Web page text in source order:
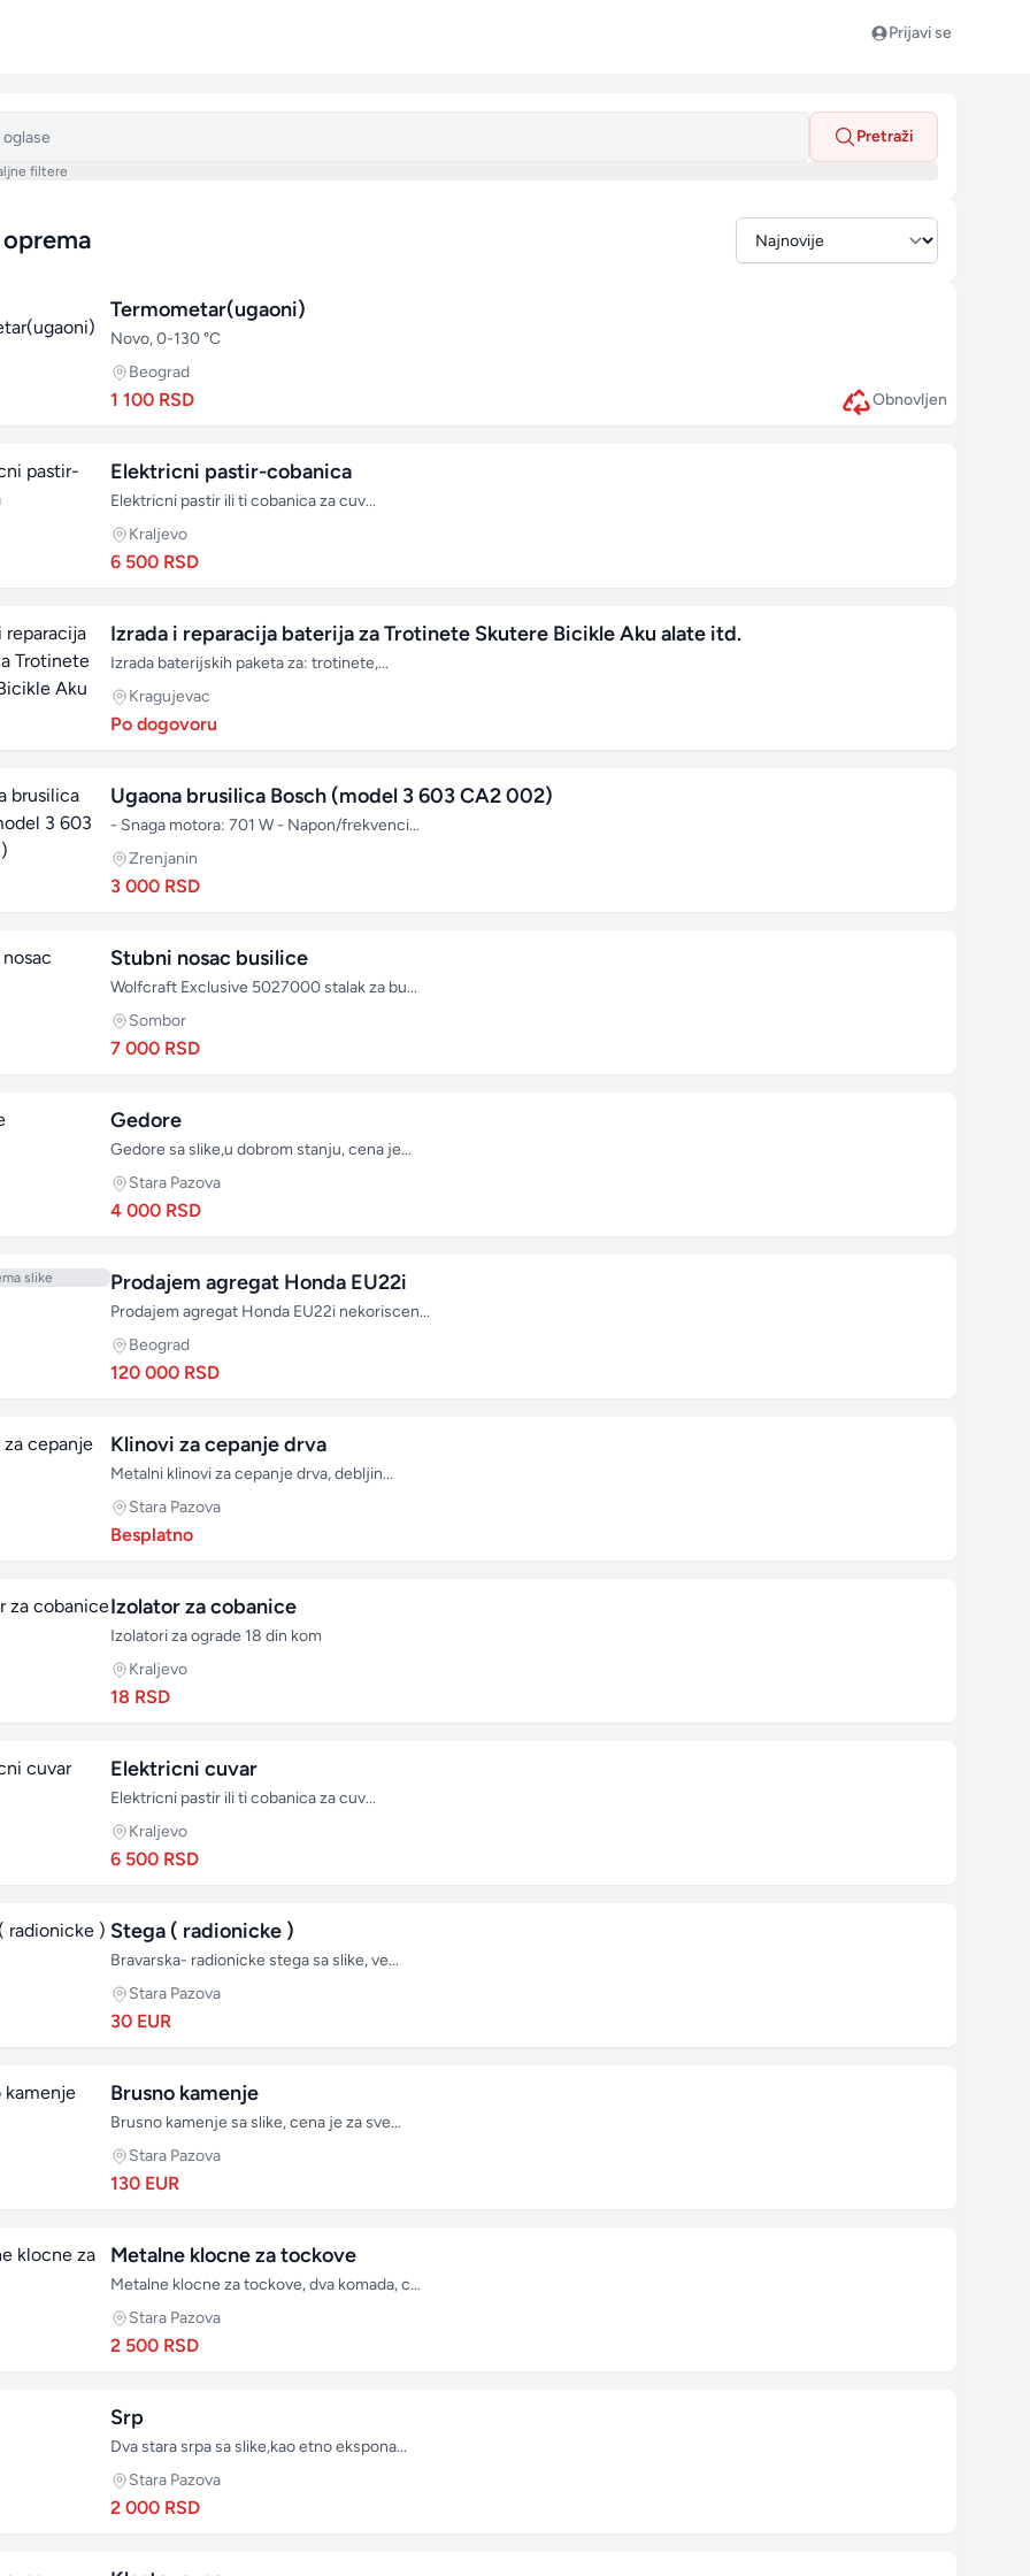
Prijavi se
Pretraži
filtere
Termometar(ugaoni)
Novo, 0-130 °C
Beograd
1 100 RSD Obnovljen
Elektricni pastir-cobanica
Elektricni pastir ili ti cobanica za cuv...
Kraljevo
6 500 RSD
Izrada i reparacija baterija za Trotinete Skutere Bicikle Aku alate itd.
Izrada baterijskih paketa za: trotinete,...
Kragujevac
Po dogovoru
Ugaona brusilica Bosch (model 3 603 CA2 002)
- Snaga motora: 701 W - Napon/frekvenci...
Zrenjanin
3 000 RSD
Stubni nosac busilice
Wolfcraft Exclusive 5027000 stalak za bu...
Sombor
7 000 RSD
Gedore
Gedore sa slike,u dobrom stanju, cena je...
Stara Pazova
4 000 RSD
slike Prodajem agregat Honda EU22i
Prodajem agregat Honda EU22i nekoriscen...
Beograd
120 000 RSD
Klinovi za cepanje drva
Metalni klinovi za cepanje drva, debljin...
Stara Pazova
Besplatno
Izolator za cobanice
Izolatori za ograde 18 din kom
Kraljevo
18 RSD
Elektricni cuvar
Elektricni pastir ili ti cobanica za cuv...
Kraljevo
6 500 RSD
Stega ( radionicke )
Bravarska- radionicke stega sa slike, ve...
Stara Pazova
30 EUR
Brusno kamenje
Brusno kamenje sa slike, cena je za sve...
Stara Pazova
130 EUR
Metalne klocne za tockove
Metalne klocne za tockove, dva komada, c...
Stara Pazova
2 500 RSD
Srp
Dva stara srpa sa slike,kao etno ekspona...
Stara Pazova
2 000 RSD